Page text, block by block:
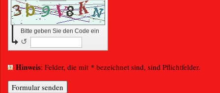
Bitte geben Sie den Code ein
↺
Hinweis : Felder, die mit * bezeichnet sind, sind Pflichtfelder.